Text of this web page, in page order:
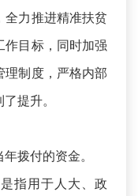
全力推进精准扶贫
作目标，同时加强
理制度，严格内部
提升。
拨付的资金。
指用于人大、政